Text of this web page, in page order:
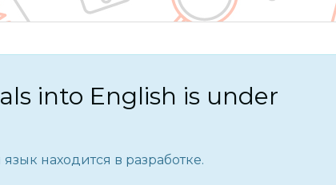
into English is under
находится в разработке.